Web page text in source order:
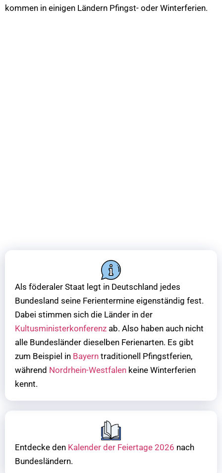
kommen in einigen Ländern Pfingst- oder Winterferien.
Als föderaler Staat legt in Deutschland jedes
Bundesland seine Ferientermine eigenständig fest.
Dabei stimmen sich die Länder in der
Kultusministerkonferenz ab. Also haben auch nicht
alle Bundesländer dieselben Ferienarten. Es gibt
zum Beispiel in Bayern traditionell Pfingstferien,
während Nordrhein-Westfalen keine Winterferien
kennt.
Entdecke den Kalender der Feiertage 2026 nach
Bundesländern.